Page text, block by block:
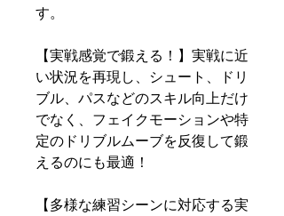
す。
【実戦感覚で鍛える！】実戦に近
い状況を再現し、シュート、ドリ
ブル、パスなどのスキル向上だけ
でなく、フェイクモーションや特
定のドリブルムーブを反復して鍛
えるのにも最適！
【多様な練習シーンに対応する実